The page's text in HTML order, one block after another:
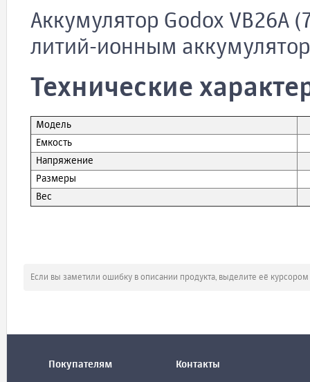
Аккумулятор Godox
литий-ионным
Технические
Модель
Емкость
Напряжение
Размеры
Вес
Если вы заметили ошибку в описании продукта, выделите её
Покупателям Контакты